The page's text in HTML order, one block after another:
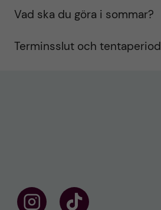
Vad ska du göra i sommar?
Terminsslut och tentaperiod